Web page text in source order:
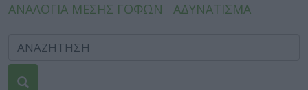
ΑΝΑΛΟΓΙΑ ΜΕΣΗΣ ΓΟΦΩΝ
ΑΔΥΝΑΤΙΣΜΑ